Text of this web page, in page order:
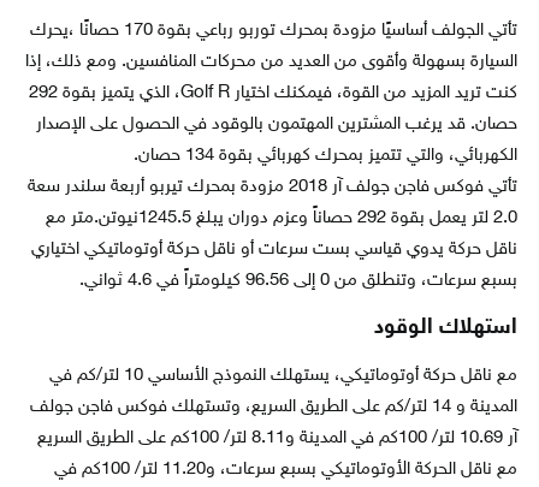
تأتي الجولف أساسيًا مزودة بمحرك توربو رباعي بقوة 170 حصانًا ،يحرك
السيارة بسهولة وأقوى من العديد من محركات المنافسين. ومع ذلك، إذا
كنت تريد المزيد من القوة، فيمكنك اختيار Golf R، الذي يتميز بقوة 292
حصان. قد يرغب المشترين المهتمون بالوقود في الحصول على الإصدار
الكهربائي، والتي تتميز بمحرك كهربائي بقوة 134 حصان.
تأتي فوكس فاجن جولف آر 2018 مزودة بمحرك تيربو أربعة سلندر سعة
2.0 لتر يعمل بقوة 292 حصاناً وعزم دوران يبلغ 1245.5نيوتن.متر مع
ناقل حركة يدوي قياسي بست سرعات أو ناقل حركة أوتوماتيكي اختياري
بسبع سرعات، وتنطلق من 0 إلى 96.56 كيلومتراً في 4.6 ثواني.
استهلاك الوقود
مع ناقل حركة أوتوماتيكي، يستهلك النموذج الأساسي 10 لتر/كم في
المدينة و 14 لتر/كم على الطريق السريع، وتستهلك فوكس فاجن جولف
آر 10.69 لتر/ 100كم في المدينة و8.11 لتر/ 100كم على الطريق السريع
مع ناقل الحركة الأوتوماتيكي بسبع سرعات، و11.20 لتر/ 100كم في